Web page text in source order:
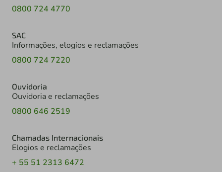
0800 724 4770
SAC
Informações, elogios e reclamações
0800 724 7220
Ouvidoria
Ouvidoria e reclamações
0800 646 2519
Chamadas Internacionais
Elogios e reclamações
+ 55 51 2313 6472